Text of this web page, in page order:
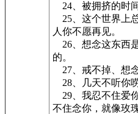
24、被拥挤的时
25、这个世界上
人你不愿再见。
26、想念这东西
的。
27、戒不掉、想
28、几天不听你
29、我忍不住爱
不住念你，就像玫